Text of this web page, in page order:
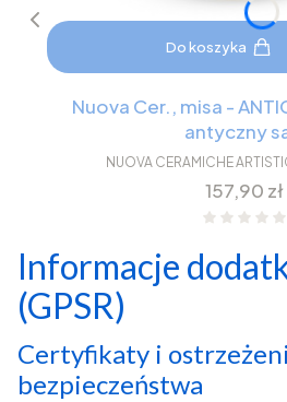
Do koszyka
Nuova Cer., misa -
antyczny
NUOVA CERAMICHE
Cena
157,90 zł
Informacje
(GPSR)
Certyfikaty i
bezpieczeństwa